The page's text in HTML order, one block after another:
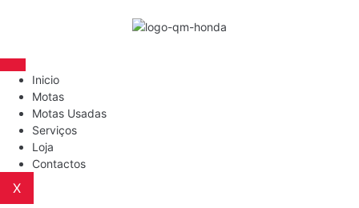
Inicio
Motas
Motas Usadas
Serviços
Loja
Contactos
X